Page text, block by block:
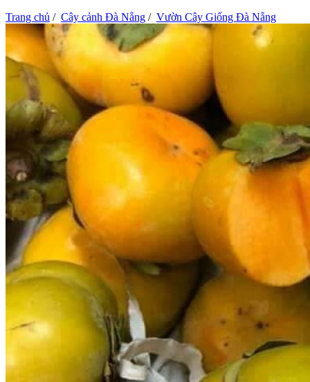
Trang chủ / Cây cảnh Đà Nẵng / Vườn Cây Giống Đà Nẵng